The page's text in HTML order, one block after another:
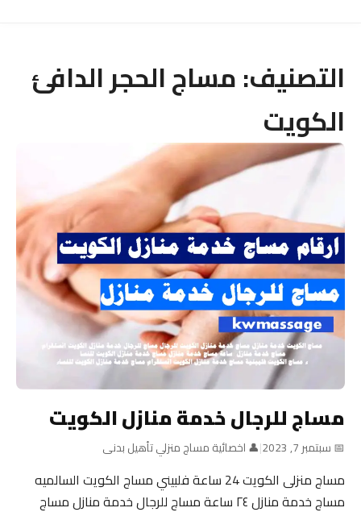
التصنيف:مساج الحجر الدافئ
الكويت
مساج للرجال خدمة منازل الكويت
📅 سبتمبر 7, 2023 |👤 اخصائية مساج منزلي تأهيل بدنى
مساج منزلى الكويت 24 ساعة فلبيني مساج الكويت السالميه
مساج خدمة منازل ٢٤ ساعة مساج للرجال خدمة منازل مساج